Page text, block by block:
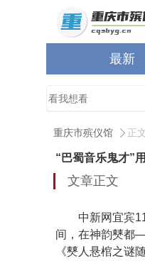
最新
重庆市殡仪馆 正
“巴蜀音乐鬼才”
文章正文
中新网宜宾11
间，在神韵僰都
《僰人悬棺之谜